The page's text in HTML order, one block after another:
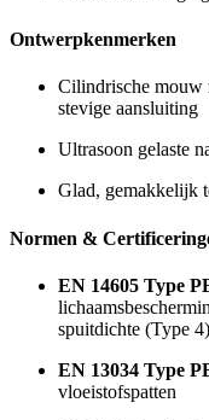
Ontwerpkenmerken
Cilindrische mouw
stevige aansluiting
Ultrasoon gelaste
Glad, gemakkelijk
Normen &
EN 14605 Type
spuitdichte (Type
EN 13034 Type
vloeistofspatten